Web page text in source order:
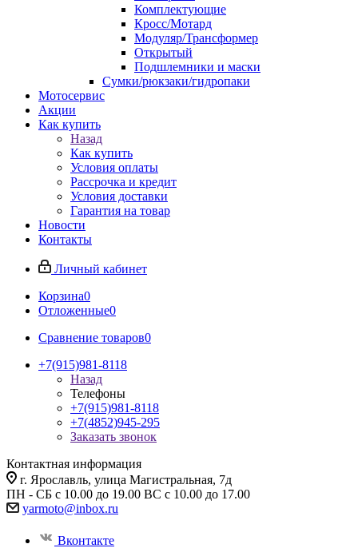
Комплектующие
Кросс/Мотард
Модуляр/Трансформер
Открытый
Подшлемники и маски
Сумки/рюкзаки/гидропаки
Мотосервис
Акции
Как купить
Назад
Как купить
Условия оплаты
Рассрочка и кредит
Условия доставки
Гарантия на товар
Новости
Контакты
Личный кабинет
Корзина0
Отложенные0
Сравнение товаров0
+7(915)981-8118
Назад
Телефоны
+7(915)981-8118
+7(4852)945-295
Заказать звонок
Контактная информация
г. Ярославль, улица Магистральная, 7д
ПН - СБ с 10.00 до 19.00 ВС с 10.00 до 17.00
yarmoto@inbox.ru
Вконтакте